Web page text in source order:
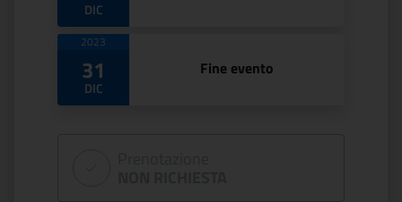
DIC
2023
31
DIC
Fine evento